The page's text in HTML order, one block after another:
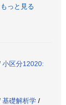
もっと見る
小区分12020:
基礎解析学 /